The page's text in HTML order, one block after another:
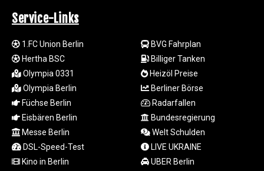
LBP
103223.017367
LKR 386.635196
LRD 208.057415
LSL 18.726567
LTL 3.413768
LYD 7.331909
MAD 10.743067
MDL 20.044751
Service-Links
1.FC Union Berlin
Hertha BSC
Olympia 0331
Olympia Berlin
Füchse Berlin
Eisbären Berlin
Messe Berlin
DSL-Speed-Test
Kino in Berlin
BVG Fahrplan
Billiger Tanken
Heizöl Preise
Berliner Börse
Radarfallen
Bundesregierung
Welt Schulden
LIVE UKRAINE
UBER Berlin